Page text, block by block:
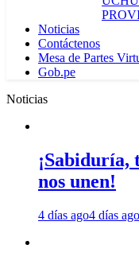
Noticias
Contáctenos
Mesa de Partes
Gob.pe
Noticias
nos unen!
4 días ago4 días ago